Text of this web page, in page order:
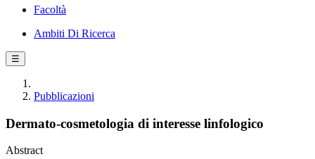
Facoltà
Ambiti Di Ricerca
☰
Pubblicazioni
Dermato-cosmetologia di interesse linfologico
Abstract